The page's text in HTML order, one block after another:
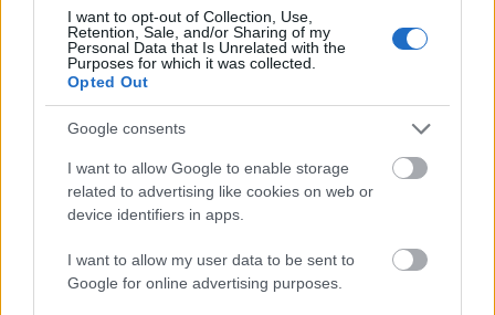
I want to opt-out of Collection, Use,
Retention, Sale, and/or Sharing of my
Personal Data that Is Unrelated with the
Purposes for which it was collected.
Opted Out
Google consents
I want to allow Google to enable storage
related to advertising like cookies on web or
device identifiers in apps.
I want to allow my user data to be sent to
Google for online advertising purposes.
állam
ELEMZÉSEK 2026. júl. 22.